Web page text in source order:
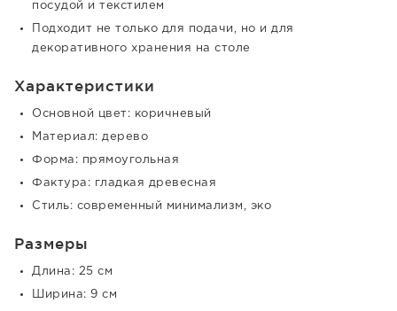
посудой и текстилем
Подходит не только для подачи, но и для
декоративного хранения на столе
Характеристики
Основной цвет: коричневый
Материал: дерево
Форма: прямоугольная
Фактура: гладкая древесная
Стиль: современный минимализм, эко
Размеры
Длина: 25 см
Ширина: 9 см